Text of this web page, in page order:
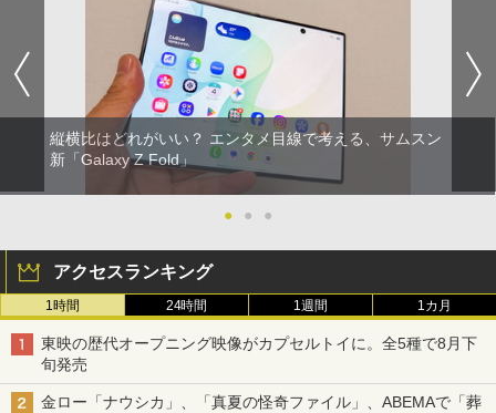
縦横比はどれがいい？ エンタメ目線で考える、サムスン
新「Galaxy Z Fold」
● ● ●
アクセスランキング
1時間 24時間 1週間 1カ月
東映の歴代オープニング映像がカプセルトイに。全5種で8月下
旬発売
金ロー「ナウシカ」、「真夏の怪奇ファイル」、ABEMAで「葬